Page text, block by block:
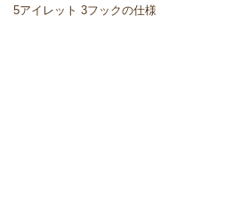
5アイレット 3フックの仕様